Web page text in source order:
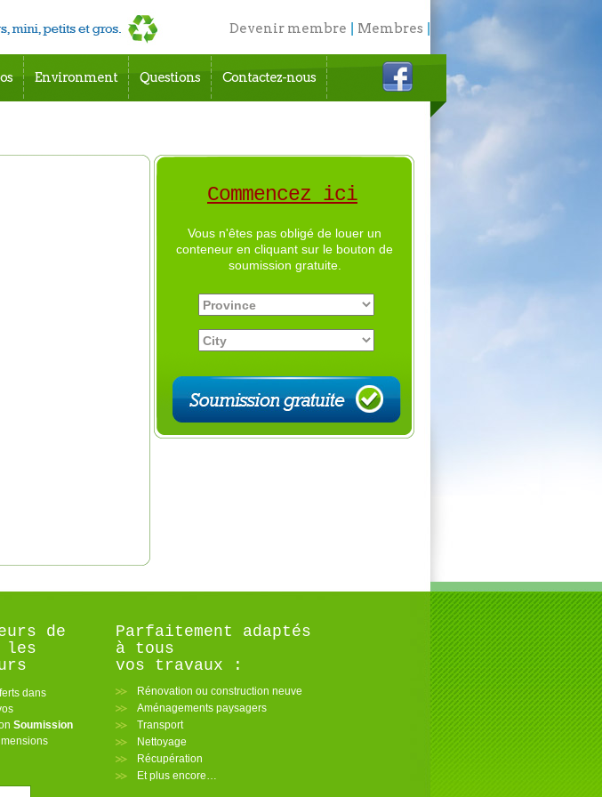
Devenir membre Membres
English
Environment Questions Contactez-nous
Commencez ici
Vous n'êtes pas obligé de louer un
conteneur en cliquant sur le bouton de
soumission gratuite.
de
les
dans
Soumission
Parfaitement adaptés
à tous
vos travaux :
Rénovation ou construction neuve
Aménagements paysagers
Transport
Nettoyage
Récupération
Et plus encore…